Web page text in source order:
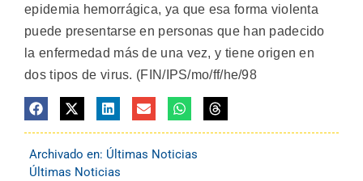
epidemia hemorrágica, ya que esa forma violenta
puede presentarse en personas que han padecido
la enfermedad más de una vez, y tiene origen en
dos tipos de virus. (FIN/IPS/mo/ff/he/98
Archivado en: Últimas Noticias
Últimas Noticias